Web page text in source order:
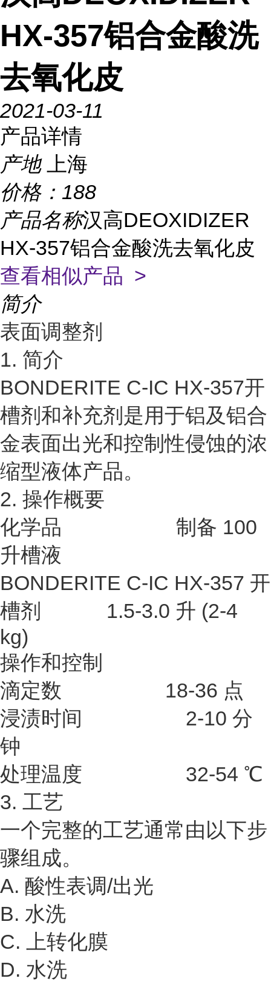
HX-357铝合金酸洗
去氧化皮
2021-03-11
产品详情
产地
上海
价格： 188
产品名称汉高DEOXIDIZER
HX-357铝合金酸洗去氧化皮
查看相似产品 >
简介
表面调整剂
1. 简介
BONDERITE C-IC HX-357开
槽剂和补充剂是用于铝及铝合
金表面出光和控制性侵蚀的浓
缩型液体产品。
2. 操作概要
化学品 制备 100
升槽液
BONDERITE C-IC HX-357 开
槽剂 1.5-3.0 升 (2-4
kg)
操作和控制
滴定数 18-36 点
浸渍时间 2-10 分
钟
处理温度 32-54 ℃
3. 工艺
一个完整的工艺通常由以下步
骤组成。
A. 酸性表调/出光
B. 水洗
C. 上转化膜
D. 水洗